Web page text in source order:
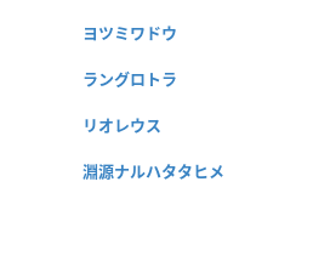
ヨツミワドウ
ラングロトラ
リオレウス
淵源ナルハタタヒメ